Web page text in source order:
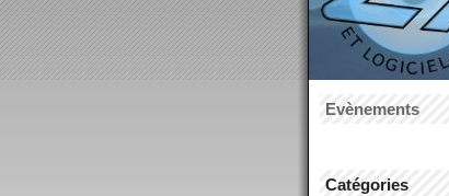
Evènements
Catégories